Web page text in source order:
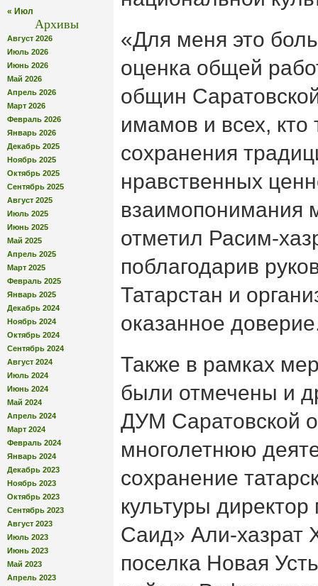
« Июл
Архивы
Август 2026
Июль 2026
Июнь 2026
Май 2026
Апрель 2026
Март 2026
Февраль 2026
Январь 2026
Декабрь 2025
Ноябрь 2025
Октябрь 2025
Сентябрь 2025
Август 2025
Июль 2025
Июнь 2025
Май 2025
Апрель 2025
Март 2025
Февраль 2025
Январь 2025
Декабрь 2024
Ноябрь 2024
Октябрь 2024
Сентябрь 2024
Август 2024
Июль 2024
Июнь 2024
Май 2024
Апрель 2024
Март 2024
Февраль 2024
Январь 2024
Декабрь 2023
Ноябрь 2023
Октябрь 2023
Сентябрь 2023
Август 2023
Июль 2023
Июнь 2023
Май 2023
Апрель 2023
«Для меня это
оценка общей
общин
имамов и всех, кто
сохранения
нравственных
отметил Расим-
поблагодарив
Татарстан и
оказанное
Также в рамках
были отмечены и
ДУМ Саратовской
многолетнюю
сохранение
культуры
Саид» Али-хазрат
поселка Новая